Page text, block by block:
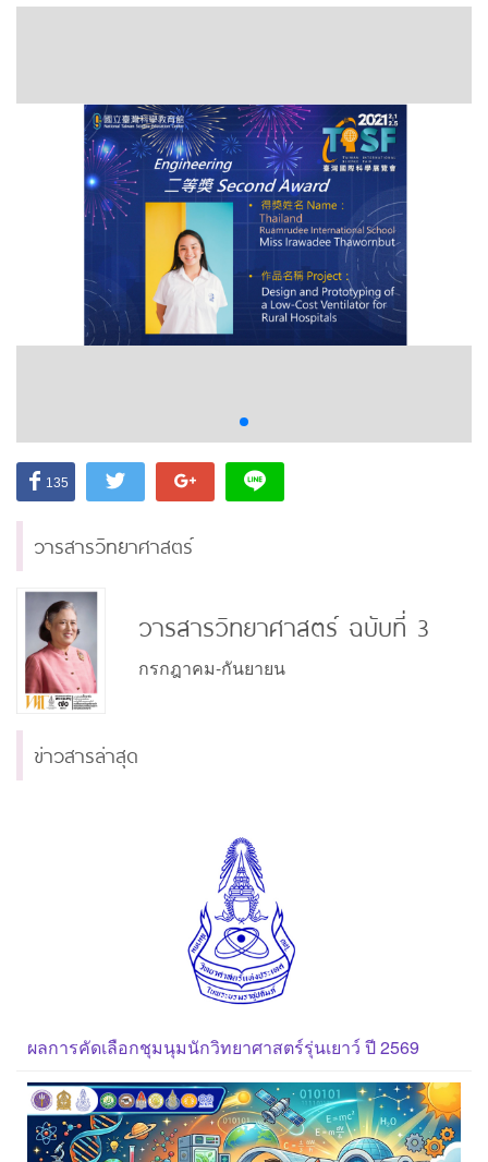
135
วารสารวิทยาศาสตร์
วารสารวิทยาศาสตร์ ฉบับที่ 3
กรกฎาคม-กันยายน
ข่าวสารล่าสุด
ผลการคัดเลือกชุมนุมนักวิทยาศาสตร์รุ่นเยาว์ ปี 2569